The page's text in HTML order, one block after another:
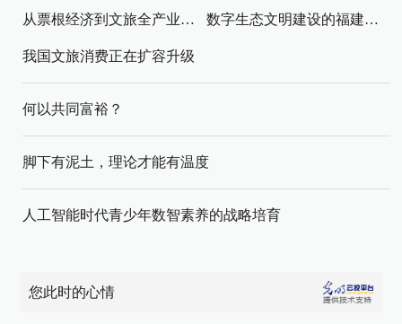
从票根经济到文旅全产业链升级 数字生态文明建设的福建路径与启示
我国文旅消费正在扩容升级
何以共同富裕？
脚下有泥土，理论才能有温度
人工智能时代青少年数智素养的战略培育
您此时的心情